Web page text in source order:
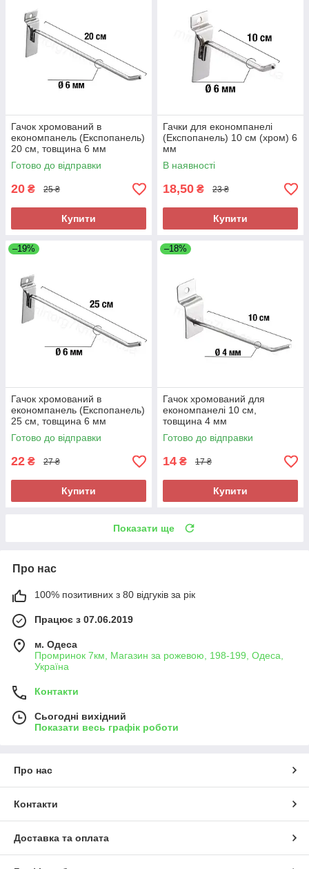
Гачок хромований в
економпанель (Експопанель)
20 см, товщина 6 мм
Готово до відправки
20 ₴ 25 ₴
Купити
Гачки для економпанелі
(Експопанель) 10 см (хром) 6
мм
В наявності
18,50 ₴ 23 ₴
Купити
–19%
Гачок хромований в
економпанель (Експопанель)
25 см, товщина 6 мм
Готово до відправки
22 ₴ 27 ₴
Купити
–18%
Гачок хромований для
економпанелі 10 см,
товщина 4 мм
Готово до відправки
14 ₴ 17 ₴
Купити
Показати ще
Про нас
100% позитивних з 80 відгуків за рік
Працює з 07.06.2019
м. Одеса
Промринок 7км, Магазин за рожевою, 198-199, Одеса,
Україна
Контакти
Сьогодні вихідний
Показати весь графік роботи
Про нас
Контакти
Доставка та оплата